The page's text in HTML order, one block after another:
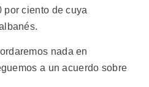
por ciento de cuya
nada en
a un acuerdo sobre